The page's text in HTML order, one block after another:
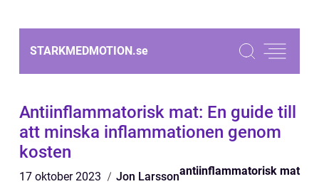
STARKMEDMOTION.se
Antiinflammatorisk mat: En guide till
att minska inflammationen genom
kosten
17 oktober 2023 Jon Larssonantiinflammatorisk mat